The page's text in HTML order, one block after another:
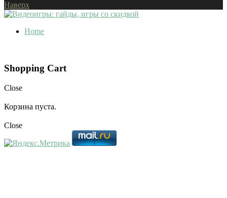
Наверх
Home
Shopping Cart
Close
Корзина пуста.
Close